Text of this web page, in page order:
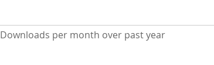
Downloads per month over past year